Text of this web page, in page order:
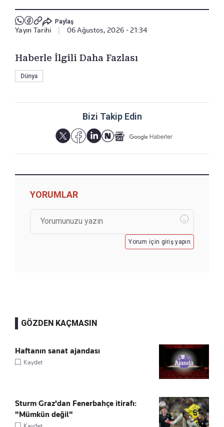
Paylaş
Yayın Tarihi 06 Ağustos, 2026 - 21:34
Haberle İlgili Daha Fazlası
Dünya
Bizi Takip Edin
YORUMLAR
Yorum için giriş yapın
GÖZDEN KAÇMASIN
Haftanın sanat ajandası
Kaydet
Sturm Graz'dan Fenerbahçe itirafı:
"Mümkün değil"